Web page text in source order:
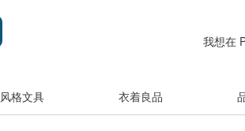
我想在
风格文具 衣着良品